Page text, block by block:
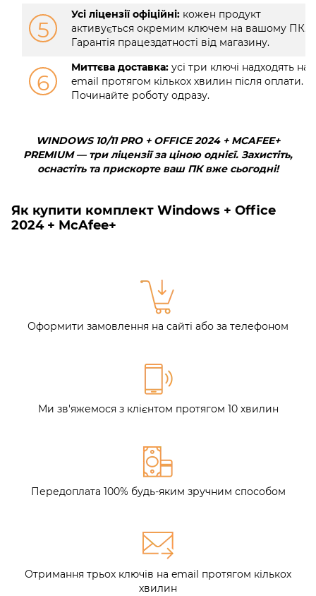
5
Усі ліцензії офіційні: кожен продукт
активується окремим ключем на вашому ПК.
Гарантія працездатності від магазину.
6
Миттєва доставка: усі три ключі надходять на
email протягом кількох хвилин після оплати.
Починайте роботу одразу.
WINDOWS 10/11 PRO + OFFICE 2024 + MCAFEE+
PREMIUM — три ліцензії за ціною однієї. Захистіть,
оснастіть та прискорте ваш ПК вже сьогодні!
Як купити комплект Windows + Office
2024 + McAfee+
Оформити замовлення на сайті або за телефоном
Ми зв'яжемося з клієнтом протягом 10 хвилин
Передоплата 100% будь-яким зручним способом
Отримання трьох ключів на email протягом кількох
хвилин